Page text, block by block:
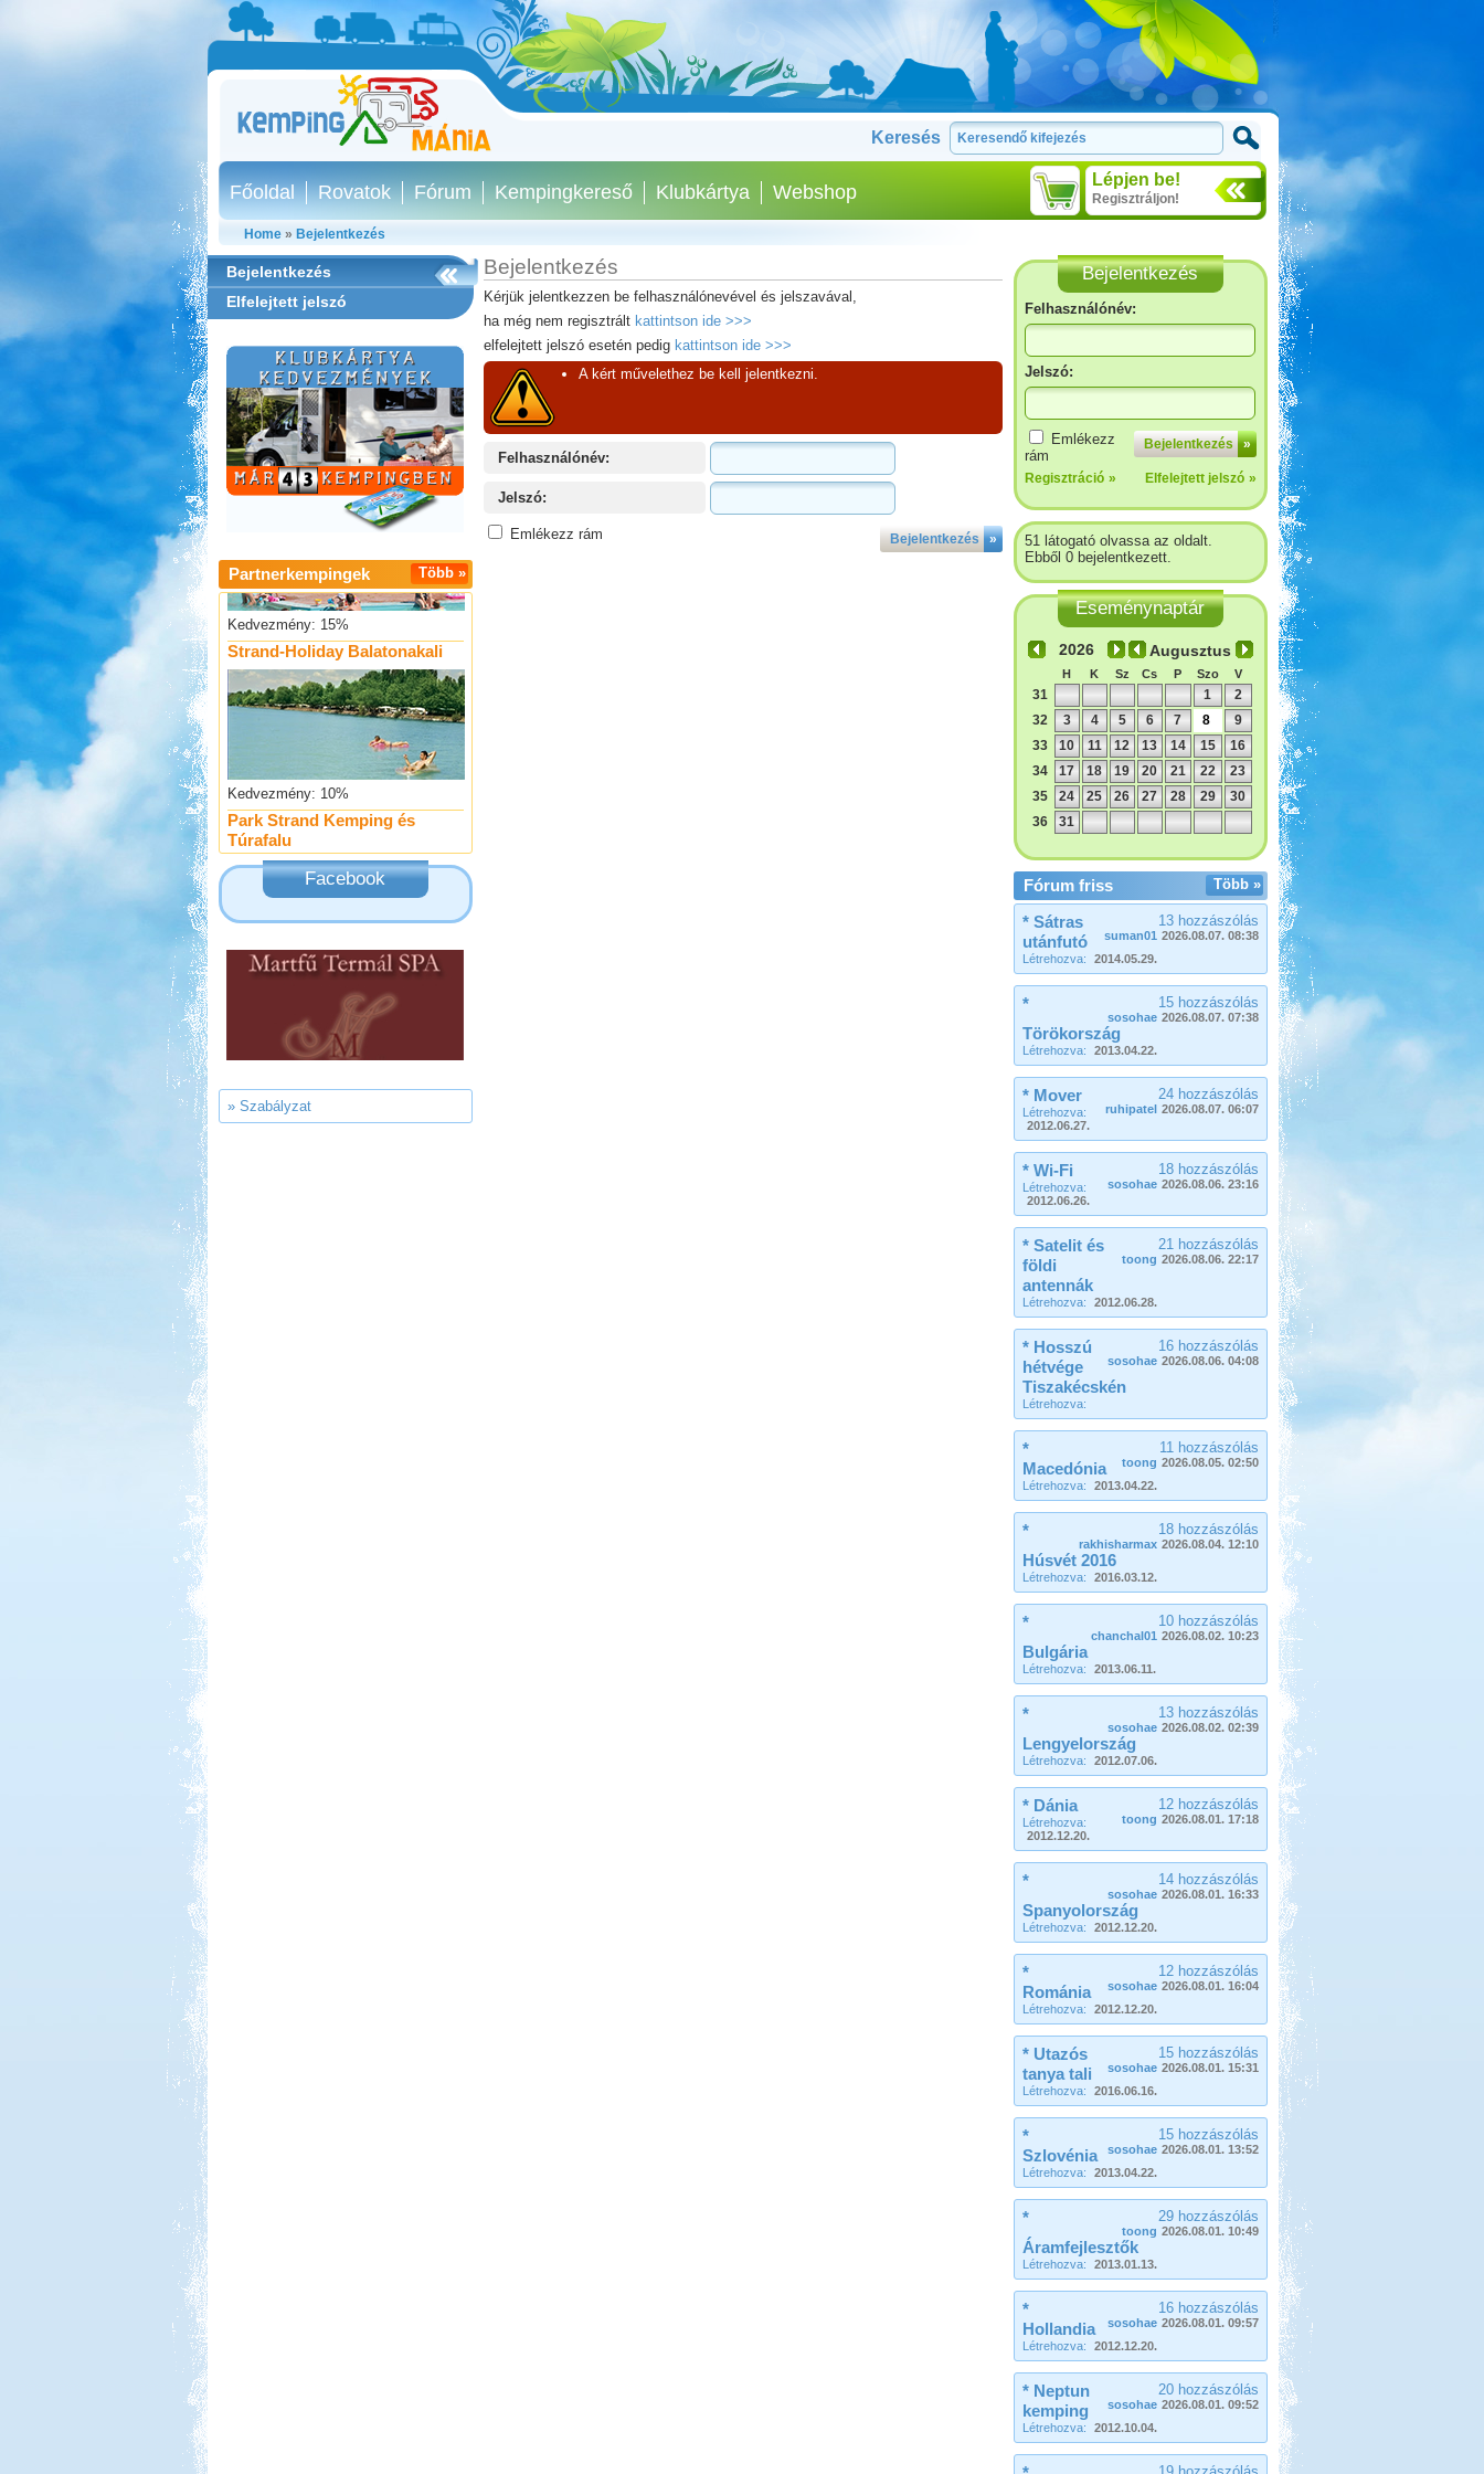
Keresés
Lépjen be!
Regisztráljon!
Főoldal Rovatok Fórum Kempingkereső Klubkártya Webshop
Home» Bejelentkezés
Bejelentkezés
Elfelejtett jelszó
Több »
Partnerkempingek
Ipolykapu Kemping
Kedvezmény: 15%
Strand-Holiday Balatonakali
Kedvezmény: 10%
Park Strand Kemping és
Túrafalu
Kedvezmény: 20%
Facebook
» Szabályzat
Bejelentkezés
Kérjük jelentkezzen be felhasználónevével és jelszavával,
ha még nem regisztrált kattintson ide >>>
elfelejtett jelszó esetén pedig kattintson ide >>>
A kért művelethez be kell jelentkezni.
Felhasználónév:
Jelszó:
Bejelentkezés »
Emlékezz rám
Bejelentkezés
Felhasználónév:
Jelszó:
Bejelentkezés »
Emlékezz
rám
Regisztráció » Elfelejtett jelszó »
51 látogató olvassa az oldalt.
Ebből 0 bejelentkezett.
Eseménynaptár
Augusztus
H K Sz Cs P Szo V
31 1
2
32
3 4 5 6 7 8
9
33
10 11 12 13 14 15
16
34
17 18 19 20 21 22
23
35
24 25 26 27 28 29
30
36
31
Több »
Fórum friss
13 hozzászólás
suman01 2026.08.07. 08:38
* Sátras
utánfutó
Létrehozva: 2014.05.29.
15 hozzászólás
sosohae 2026.08.07. 07:38
*
Törökország
Létrehozva: 2013.04.22.
24 hozzászólás
ruhipatel 2026.08.07. 06:07
* Mover
Létrehozva:
2012.06.27.
18 hozzászólás
sosohae 2026.08.06. 23:16
* Wi-Fi
Létrehozva:
2012.06.26.
21 hozzászólás
toong 2026.08.06. 22:17
* Satelit és
földi
antennák
Létrehozva: 2012.06.28.
16 hozzászólás
sosohae 2026.08.06. 04:08
* Hosszú
hétvége
Tiszakécskén
Létrehozva:
11 hozzászólás
toong 2026.08.05. 02:50
*
Macedónia
Létrehozva: 2013.04.22.
18 hozzászólás
rakhisharmax 2026.08.04. 12:10
*
Húsvét 2016
Létrehozva: 2016.03.12.
10 hozzászólás
chanchal01 2026.08.02. 10:23
*
Bulgária
Létrehozva: 2013.06.11.
13 hozzászólás
sosohae 2026.08.02. 02:39
*
Lengyelország
Létrehozva: 2012.07.06.
12 hozzászólás
toong 2026.08.01. 17:18
* Dánia
Létrehozva:
2012.12.20.
14 hozzászólás
sosohae 2026.08.01. 16:33
*
Spanyolország
Létrehozva: 2012.12.20.
12 hozzászólás
sosohae 2026.08.01. 16:04
*
Románia
Létrehozva: 2012.12.20.
15 hozzászólás
sosohae 2026.08.01. 15:31
* Utazós
tanya tali
Létrehozva: 2016.06.16.
15 hozzászólás
sosohae 2026.08.01. 13:52
*
Szlovénia
Létrehozva: 2013.04.22.
29 hozzászólás
toong 2026.08.01. 10:49
*
Áramfejlesztők
Létrehozva: 2013.01.13.
16 hozzászólás
sosohae 2026.08.01. 09:57
*
Hollandia
Létrehozva: 2012.12.20.
20 hozzászólás
sosohae 2026.08.01. 09:52
* Neptun
kemping
Létrehozva: 2012.10.04.